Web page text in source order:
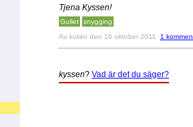
Tjena Kyssen!
Gullet snygging
Av kokko den 16 oktober 2011 1
kyssen? Vad är det du säger?